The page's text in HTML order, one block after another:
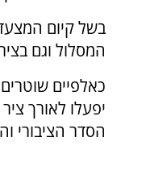
בשל קיום
המסלול וגם
כאלפיים
יפעלו לאורך
הסדר הציבורי